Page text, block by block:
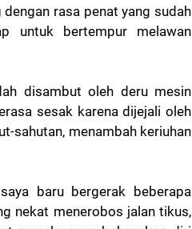
rasa penat yang sudah
untuk bertempur melawan
disambut oleh deru mesin
sesak karena dijejali oleh
sahutan, menambah keriuhan
baru bergerak beberapa
nekat menerobos jalan tikus,